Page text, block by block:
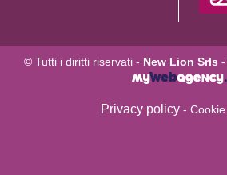
© Tutti i diritti riservati - New Lion Srls -
Privacy policy -